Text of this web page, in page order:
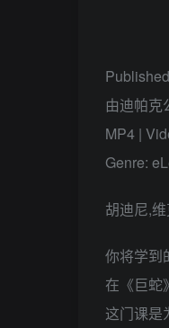
由迪帕克
MP4 |
Genre:
胡迪尼,
你将学到
在《巨蛇
这门课是